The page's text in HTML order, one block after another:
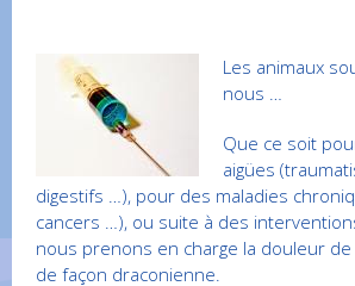
Les animaux
nous …
Que ce soit
aigües
digestifs …), pour des maladies
cancers …), ou suite à des
nous prenons en charge la douleur
de façon draconienne.